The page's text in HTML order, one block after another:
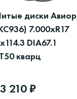
диски Авиор
7.000xR17
DIA67.1
кварц
210 ₽